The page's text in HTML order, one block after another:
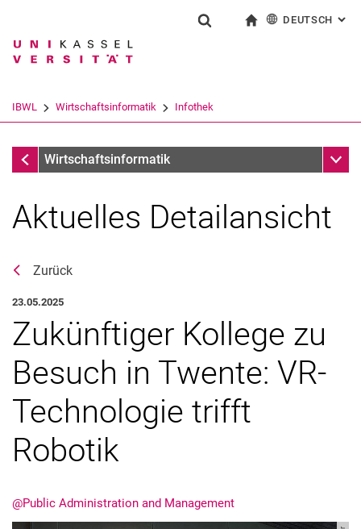
Springe direkt zu: Inhalt
Springe direkt zu: Suche
Springe direkt zu:
Suchbegriff
Suchen (öffnet externen Link in einem
DEUTSCH :
IBWL Wirtschaftsinformatik Infothek
InfothekWirtschaftsinformatik
Aktuelles
Stellenangebote
Externe Stellenanzeigen
Kooperationen
Aktuelles Detailansicht
Zurück
23.05.2025
Zukünftiger Kollege zu
Besuch in Twente: VR-
Technologie trifft
Robotik
@Public Administration and Management